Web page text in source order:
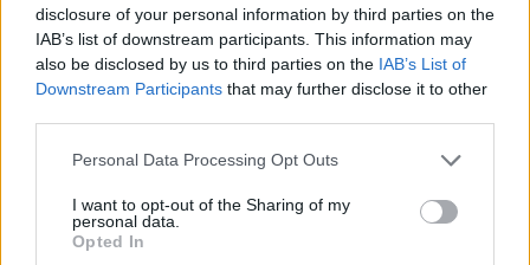
disclosure of your personal information by third parties on the
IAB’s list of downstream participants. This information may
also be disclosed by us to third parties on the IAB’s List of
Downstream Participants that may further disclose it to other
Please note that this website/app uses one or more Google
not limited to your visit or usage behaviour. You may click to
grant or deny consent to Google and its third-party tags to
use your data for below specified purposes in below Google
Personal Data Processing Opt Outs
I want to opt-out of the Sharing of my
personal data.
Opted In